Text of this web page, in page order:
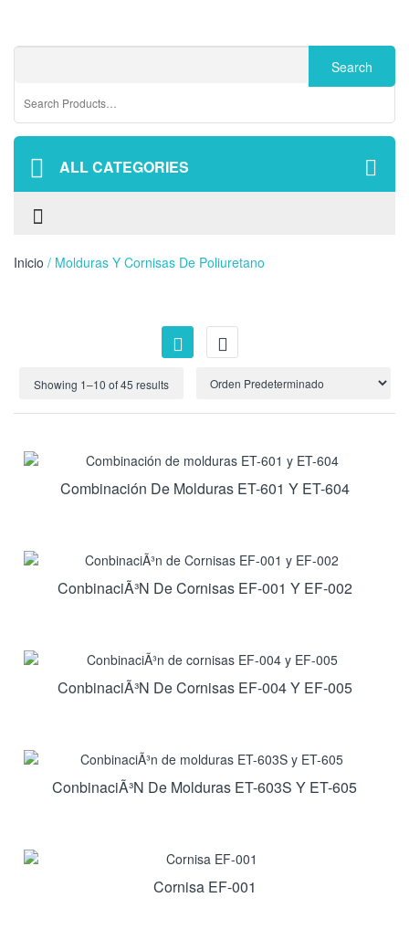
ALL CATEGORIES
Inicio / Molduras Y Cornisas De Poliuretano
Showing 1–10 of 45 results
Combinación De Molduras ET-601 Y ET-604
ConbinaciÃ³n De Cornisas EF-001 Y EF-002
ConbinaciÃ³n De Cornisas EF-004 Y EF-005
ConbinaciÃ³n De Molduras ET-603S Y ET-605
Cornisa EF-001